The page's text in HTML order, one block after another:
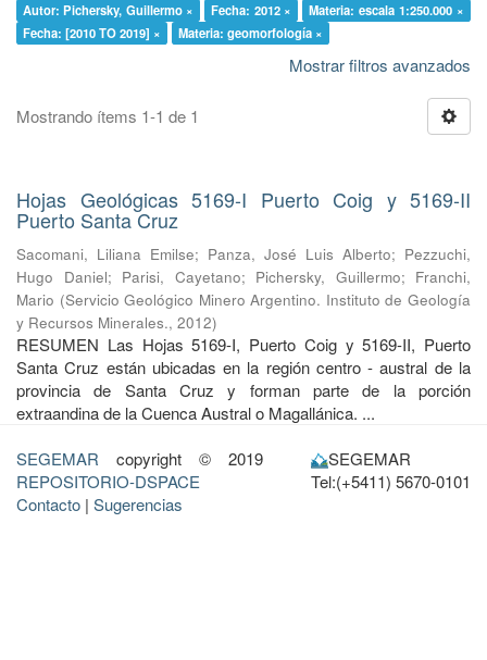
Autor: Pichersky, Guillermo ×
Fecha: 2012 ×
Materia: escala 1:250.000 ×
Fecha: [2010 TO 2019] ×
Materia: geomorfología ×
Mostrar filtros avanzados
Mostrando ítems 1-1 de 1
Hojas Geológicas 5169-I Puerto Coig y 5169-II
Puerto Santa Cruz
Sacomani, Liliana Emilse; Panza, José Luis Alberto; Pezzuchi,
Hugo Daniel; Parisi, Cayetano; Pichersky, Guillermo; Franchi,
Mario (Servicio Geológico Minero Argentino. Instituto de Geología
y Recursos Minerales., 2012)
RESUMEN Las Hojas 5169-I, Puerto Coig y 5169-II, Puerto
Santa Cruz están ubicadas en la región centro - austral de la
provincia de Santa Cruz y forman parte de la porción
extraandina de la Cuenca Austral o Magallánica. ...
SEGEMAR copyright © 2019
REPOSITORIO-DSPACE
Contacto | Sugerencias
SEGEMAR
Tel:(+5411) 5670-0101